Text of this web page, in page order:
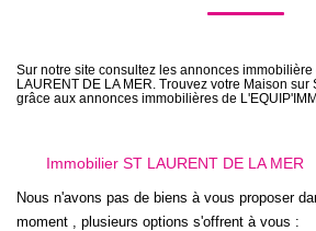
NOTRE
Qui Sommes-Nous
Notre Équipe
Sur notre site consultez les annonces
LAURENT DE LA MER. Trouvez votre Maison sur
grâce aux annonces immobilières de
Immobilier ST LAURENT DE LA MER
Nous n'avons pas de biens à vous proposer
moment , plusieurs options s'offrent à vous :